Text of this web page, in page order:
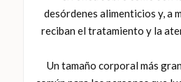
desórdenes alimenticios y, a
reciban el tratamiento y la
Un tamaño corporal más